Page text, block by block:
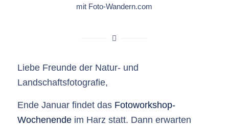
mit Foto-Wandern.com
Liebe Freunde der Natur- und
Landschaftsfotografie,
Ende Januar findet das Fotoworkshop-
Wochenendeim Harz statt. Dann erwarten